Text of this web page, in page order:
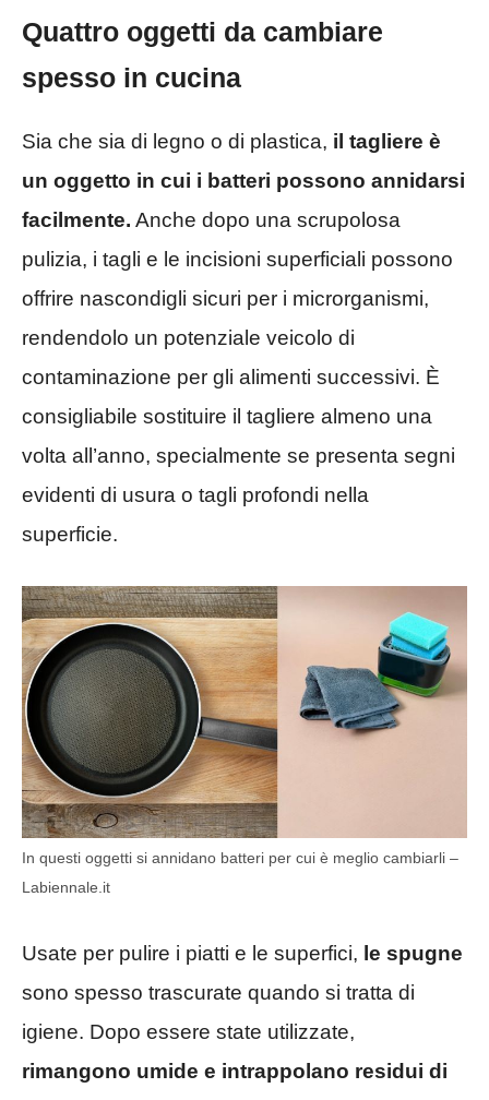
Quattro oggetti da cambiare
spesso in cucina
Sia che sia di legno o di plastica, il tagliere è
un oggetto in cui i batteri possono annidarsi
facilmente. Anche dopo una scrupolosa
pulizia, i tagli e le incisioni superficiali possono
offrire nascondigli sicuri per i microrganismi,
rendendolo un potenziale veicolo di
contaminazione per gli alimenti successivi. È
consigliabile sostituire il tagliere almeno una
volta all’anno, specialmente se presenta segni
evidenti di usura o tagli profondi nella
superficie.
In questi oggetti si annidano batteri per cui è meglio cambiarli –
Labiennale.it
Usate per pulire i piatti e le superfici, le spugne
sono spesso trascurate quando si tratta di
igiene. Dopo essere state utilizzate,
rimangono umide e intrappolano residui di